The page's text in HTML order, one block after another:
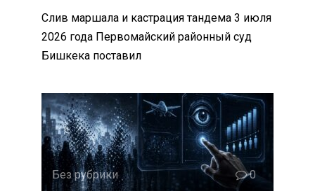
Слив маршала и кастрация тандема 3 июля
2026 года Первомайский районный суд
Бишкека поставил
Без рубрики 0